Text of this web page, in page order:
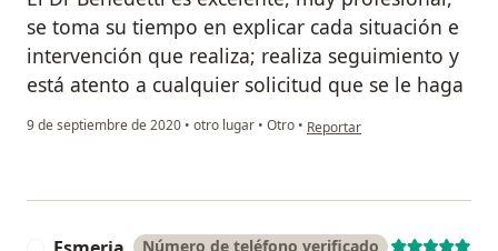
se toma su tiempo en explicar cada situación e
intervención que realiza; realiza seguimiento y
está atento a cualquier solicitud que se le haga
9 de septiembre de 2020 • otro lugar • Otro • en opinión del usuario Katy
Reportar
Número de teléfono verificado